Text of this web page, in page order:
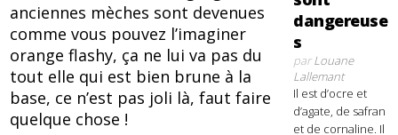
anciennes mèches sont devenues
comme vous pouvez l’imaginer
orange flashy, ça ne lui va pas du
tout elle qui est bien brune à la
base, ce n’est pas joli là, faut faire
quelque chose !
dangereuse
s
parLouane
Lallemant
Il est d’ocre et
d’agate, de safran
et de cornaline. Il